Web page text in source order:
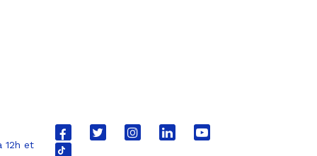
12h et
Lien
Lien
Lien
Lien
Lien